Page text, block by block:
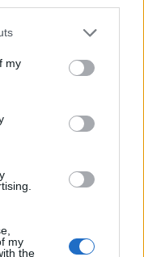
one or more Google
You may click to
third-party tags to
in below Google
my
my
the
2008*
*
#1335
17.03.